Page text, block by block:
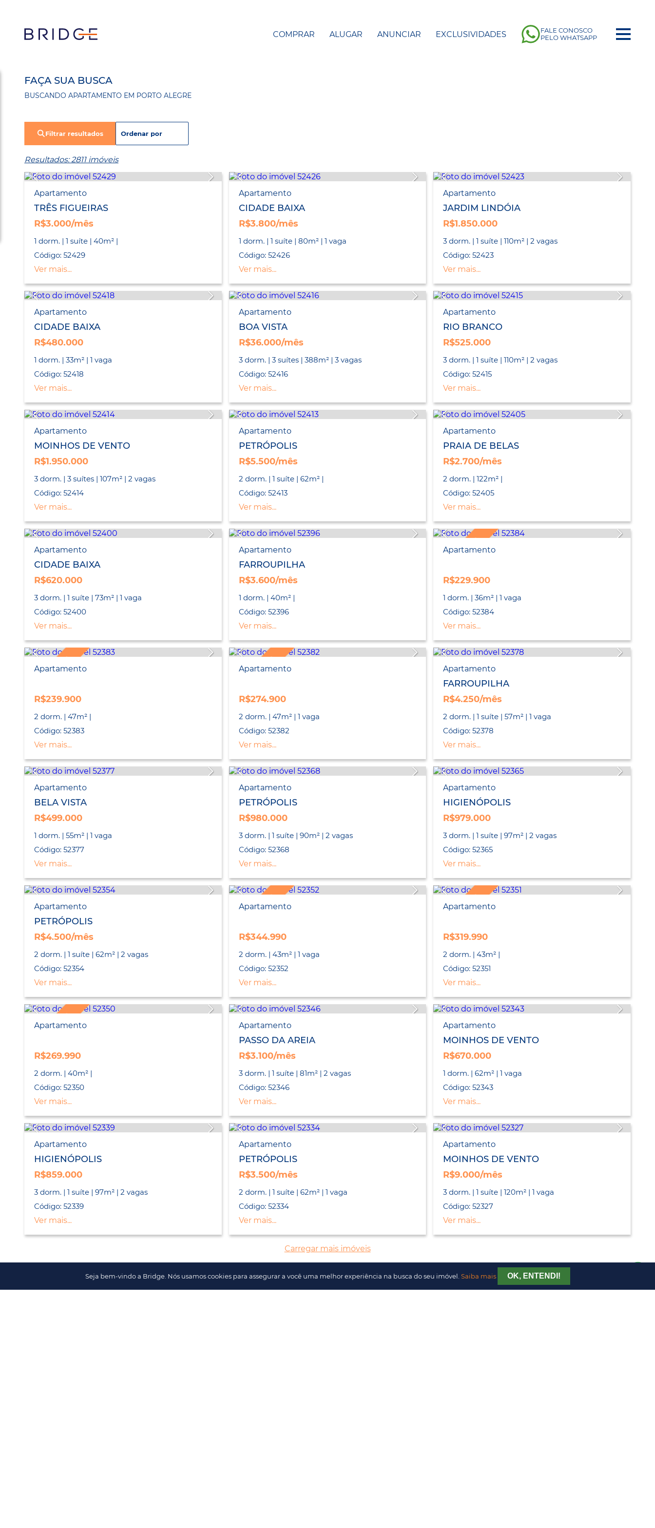
COMPRAR ALUGAR ANUNCIAR EXCLUSIVIDADES
FALE CONOSCO
PELO WHATSAPP
FAÇA SUA BUSCA
BUSCANDO APARTAMENTO EM PORTO ALEGRE
Filtrar resultados
Resultados: 2811 imóveis
Apartamento
TRÊS FIGUEIRAS
R$3.000/mês
1 dorm. | 1 suíte | 40m² |
Código: 52429
Ver mais...
Apartamento
CIDADE BAIXA
R$3.800/mês
1 dorm. | 1 suíte | 80m² | 1 vaga
Código: 52426
Ver mais...
Apartamento
JARDIM LINDÓIA
R$1.850.000
3 dorm. | 1 suíte | 110m² | 2 vagas
Código: 52423
Ver mais...
Apartamento
CIDADE BAIXA
R$480.000
1 dorm. | 33m² | 1 vaga
Código: 52418
Ver mais...
Apartamento
BOA VISTA
R$36.000/mês
3 dorm. | 3 suítes | 388m² | 3 vagas
Código: 52416
Ver mais...
Apartamento
RIO BRANCO
R$525.000
3 dorm. | 1 suíte | 110m² | 2 vagas
Código: 52415
Ver mais...
Apartamento
MOINHOS DE VENTO
R$1.950.000
3 dorm. | 3 suítes | 107m² | 2 vagas
Código: 52414
Ver mais...
Apartamento
PETRÓPOLIS
R$5.500/mês
2 dorm. | 1 suíte | 62m² |
Código: 52413
Ver mais...
Apartamento
PRAIA DE BELAS
R$2.700/mês
2 dorm. | 122m² |
Código: 52405
Ver mais...
Apartamento
CIDADE BAIXA
R$620.000
3 dorm. | 1 suíte | 73m² | 1 vaga
Código: 52400
Ver mais...
Apartamento
FARROUPILHA
R$3.600/mês
1 dorm. | 40m² |
Código: 52396
Ver mais...
LANÇAMENTO
Apartamento
R$229.900
1 dorm. | 36m² | 1 vaga
Código: 52384
Ver mais...
LANÇAMENTO
Apartamento
R$239.900
2 dorm. | 47m² |
Código: 52383
Ver mais...
LANÇAMENTO
Apartamento
R$274.900
2 dorm. | 47m² | 1 vaga
Código: 52382
Ver mais...
Apartamento
FARROUPILHA
R$4.250/mês
2 dorm. | 1 suíte | 57m² | 1 vaga
Código: 52378
Ver mais...
Apartamento
BELA VISTA
R$499.000
1 dorm. | 55m² | 1 vaga
Código: 52377
Ver mais...
Apartamento
PETRÓPOLIS
R$980.000
3 dorm. | 1 suíte | 90m² | 2 vagas
Código: 52368
Ver mais...
Apartamento
HIGIENÓPOLIS
R$979.000
3 dorm. | 1 suíte | 97m² | 2 vagas
Código: 52365
Ver mais...
Apartamento
PETRÓPOLIS
R$4.500/mês
2 dorm. | 1 suíte | 62m² | 2 vagas
Código: 52354
Ver mais...
LANÇAMENTO
Apartamento
R$344.990
2 dorm. | 43m² | 1 vaga
Código: 52352
Ver mais...
LANÇAMENTO
Apartamento
R$319.990
2 dorm. | 43m² |
Código: 52351
Ver mais...
LANÇAMENTO
Apartamento
R$269.990
2 dorm. | 40m² |
Código: 52350
Ver mais...
Apartamento
PASSO DA AREIA
R$3.100/mês
3 dorm. | 1 suíte | 81m² | 2 vagas
Código: 52346
Ver mais...
Apartamento
MOINHOS DE VENTO
R$670.000
1 dorm. | 62m² | 1 vaga
Código: 52343
Ver mais...
Apartamento
HIGIENÓPOLIS
R$859.000
3 dorm. | 1 suíte | 97m² | 2 vagas
Código: 52339
Ver mais...
Apartamento
PETRÓPOLIS
R$3.500/mês
2 dorm. | 1 suíte | 62m² | 1 vaga
Código: 52334
Ver mais...
Apartamento
MOINHOS DE VENTO
R$9.000/mês
3 dorm. | 1 suíte | 120m² | 1 vaga
Código: 52327
Ver mais...
Carregar mais imóveis
Seja bem-vindo a Bridge. Nós usamos cookies para assegurar a você uma melhor experiência na busca do seu imóvel. Saiba mais OK, ENTENDI!